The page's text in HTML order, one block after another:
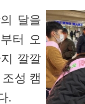
달을
터 오
깔깔
성 캠
.